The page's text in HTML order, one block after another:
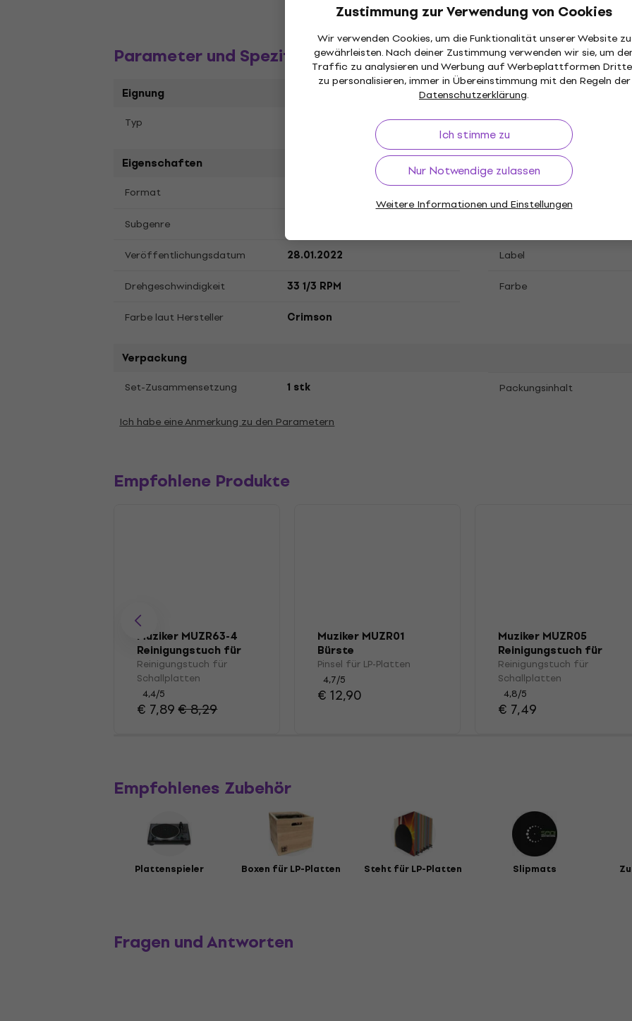
Zustimmung zur Verwendung von Cookies
Wir verwenden Cookies, um die Funktionalität unserer Website zu
gewährleisten. Nach deiner Zustimmung verwenden wir sie, um
Traffic zu analysieren und Werbung auf Werbeplattformen
zu personalisieren, immer in Übereinstimmung mit den Regeln der
Datenschutzerklärung.
Ich stimme zu
Nur Notwendige zulassen
Weitere Informationen und Einstellungen
Parameter und Spezifikation
Eignung
Typ Album, Farbig, LP Schallplatte
Eigenschaften
Format
Subgenre
Veröffentlichungsdatum
28.01.2022
Label
Drehgeschwindigkeit
33 1/3 RPM
Farbe
Farbe laut Hersteller
Crimson
Verpackung
Set-Zusammensetzung 1 stk Packungsinhalt
Ich habe eine Anmerkung zu den Parametern
Empfohlene Produkte
Muziker MUZR63-4
Reinigungstuch für
Schallplatten
Reinigungstuch für
Schallplatten
4,4/5
€ 7,89€ 8,29
Muziker MUZR01
Bürste
Pinsel für LP-Platten
4,7/5
€ 12,90
Muziker MUZR05
Reinigungstuch für
Schallplatten
Reinigungstuch für
Schallplatten
4,8/5
€ 7,49
Empfohlenes Zubehör
Plattenspieler Boxen für LP-Platten Steht für LP-Platten Slipmats
Fragen und Antworten